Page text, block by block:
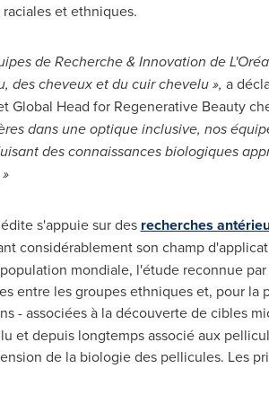
et ethniques.
de Recherche & Innovation de
des cheveux et du cuir chevelu », a
Head for Regenerative Beauty
dans une optique inclusive, nos
des connaissances biologiques
s'appuie sur des recherches
considérablement son champ
mondiale, l'étude reconnue
entre les groupes ethniques et, pour la
- associées à la découverte de cibles
et depuis longtemps associé aux
de la biologie des pellicules. Les